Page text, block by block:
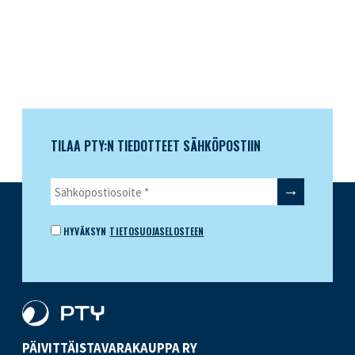
TILAA PTY:N TIEDOTTEET SÄHKÖPOSTIIN
HYVÄKSYN TIETOSUOJASELOSTEEN
PÄIVITTÄISTAVARA­KAUPPA RY